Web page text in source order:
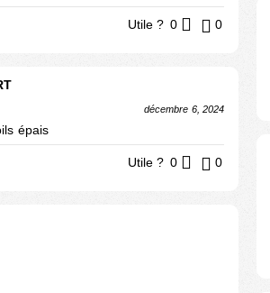
Utile ? 0 0
décembre 6, 2024
épais
Utile ? 0 0